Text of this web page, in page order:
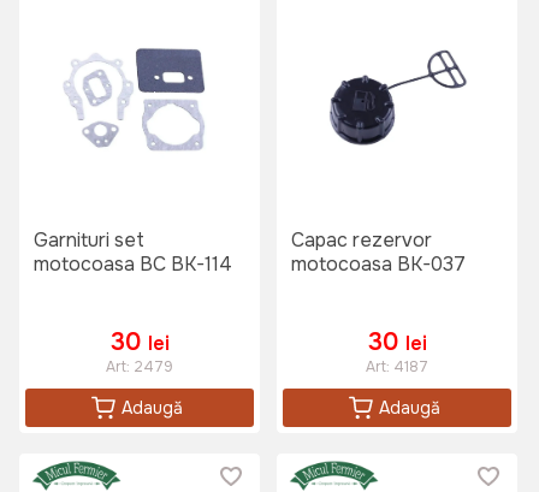
Garnituri set
motocoasa BC BK-114
30 lei
Art: 2479
Adaugă
Capac rezervor
motocoasa BK-037
30 lei
Art: 4187
Adaugă